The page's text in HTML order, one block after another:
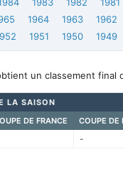
1964 1963 1962
1951 1950 1949
un classement final
LA SAISON
DE FRANCE COUPE DE
-